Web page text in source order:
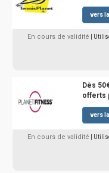
vers
En cours de validité |
Dès
offerts
vers
En cours de validité |